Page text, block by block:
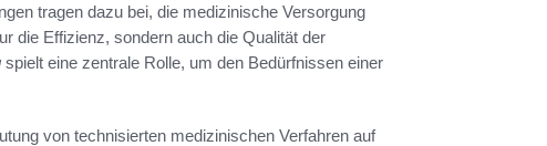
tragen dazu bei, die medizinische Versorgung
die Effizienz, sondern auch die Qualität der
spielt eine zentrale Rolle, um den Bedürfnissen einer
von technisierten medizinischen Verfahren auf